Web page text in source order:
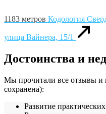
1183 метров Кодология
улица Вайнера, 15/1
Достоинства и
Мы прочитали все отзывы и
сохранена):
Развитие